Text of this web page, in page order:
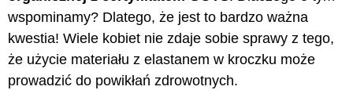
wspominamy? Dlatego, że jest to bardzo ważna
kwestia! Wiele kobiet nie zdaje sobie sprawy z tego,
że użycie materiału z elastanem w kroczku może
prowadzić do powikłań zdrowotnych.